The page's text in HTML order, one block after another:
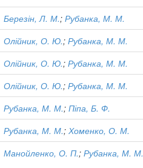
Березін, Л. М.; Рубанка, М. М.
Олійник, О. Ю.; Рубанка, М. М.
Олійник, О. Ю.; Рубанка, М. М.
Олійник, О. Ю.; Рубанка, М. М.
Рубанка, М. М.; Піпа, Б. Ф.
Рубанка, М. М.; Хоменко, О. М.
Манойленко, О. П.; Рубанка, М. М.